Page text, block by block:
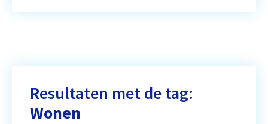
Resultaten met de tag:
Wonen